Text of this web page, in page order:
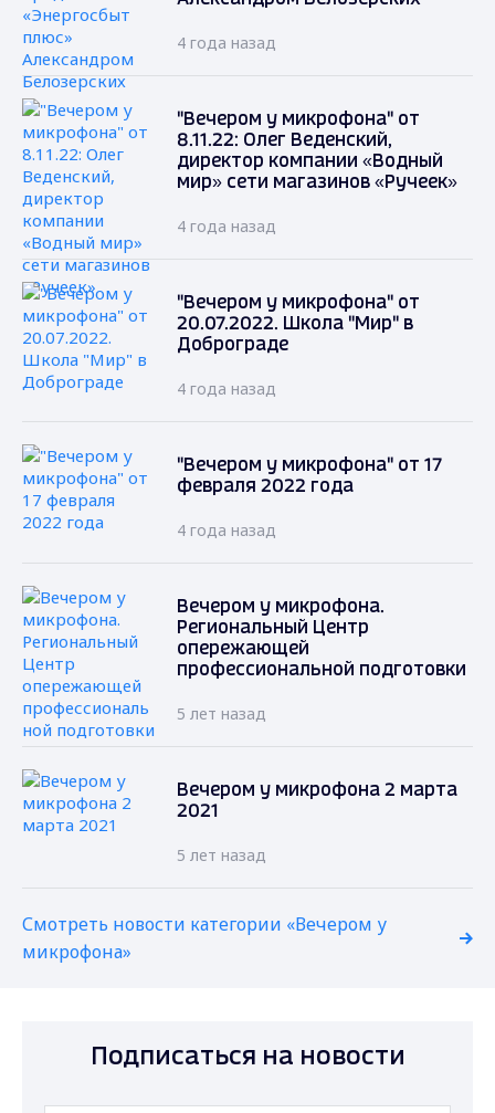
4 года назад
"Вечером у микрофона" от
8.11.22: Олег Веденский,
директор компании «Водный
мир» сети магазинов «Ручеек»
4 года назад
"Вечером у микрофона" от
20.07.2022. Школа "Мир" в
Доброграде
4 года назад
"Вечером у микрофона" от 17
февраля 2022 года
4 года назад
Вечером у микрофона.
Региональный Центр
опережающей
профессиональной подготовки
5 лет назад
Вечером у микрофона 2 марта
2021
5 лет назад
Смотреть новости категории «Вечером у
микрофона»
Подписаться на новости